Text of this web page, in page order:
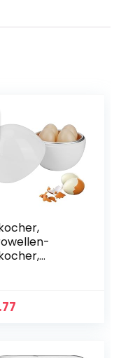
für
Küche,